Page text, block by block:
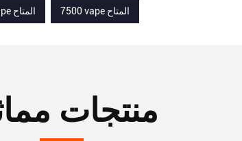
7k vape المتاح 7500 vape المتاح
منتجات